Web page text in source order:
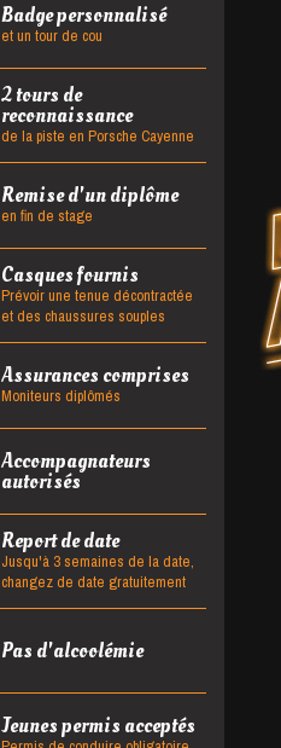
Badge personnalisé
et un tour de cou
2 tours de
reconnaissance
de la piste en Porsche Cayenne
Remise d'un diplôme
en fin de stage
Casques fournis
Prévoir une tenue décontractée
et des chaussures souples
Assurances comprises
Moniteurs diplômés
Accompagnateurs
autorisés
Report de date
Jusqu'à 3 semaines de la date,
changez de date gratuitement
Pas d'alcoolémie
Jeunes permis acceptés